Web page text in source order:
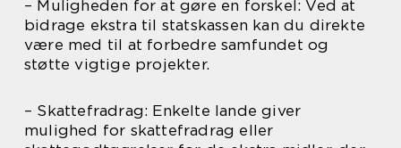
– Muligheden for at gøre en forskel: Ved at
bidrage ekstra til statskassen kan du direkte
være med til at forbedre samfundet og
støtte vigtige projekter.
– Skattefradrag: Enkelte lande giver
mulighed for skattefradrag eller